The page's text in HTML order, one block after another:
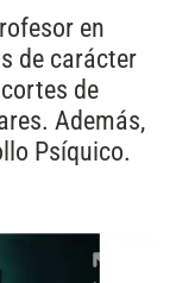
en
de carácter
de
Además,
Psíquico.